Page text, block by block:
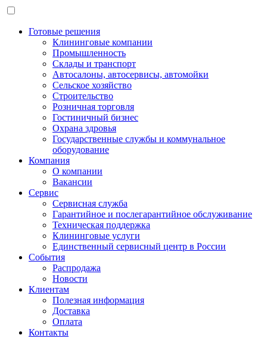
Готовые решения
Клининговые компании
Промышленность
Склады и транспорт
Автосалоны, автосервисы, автомойки
Сельское хозяйство
Строительство
Розничная торговля
Гостиничный бизнес
Охрана здровья
Государственные службы и коммунальное
оборудование
Компания
О компании
Вакансии
Сервис
Сервисная служба
Гарантийное и послегарантийное обслуживание
Техническая поддержка
Клининговые услуги
Единственный сервисный центр в России
События
Распродажа
Новости
Клиентам
Полезная информация
Доставка
Оплата
Контакты